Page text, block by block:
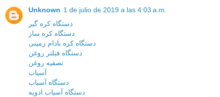
Unknown 1 de julio de 2019 a las 4:03 a.m.
دستگاه کره گیر
دستگاه کره ساز
دستگاه کره بادام زمینی
دستگاه فیلتر روغن
تصفیه روغن
آسیاب
دستگاه آسیاب
دستگاه آسیاب ادویه